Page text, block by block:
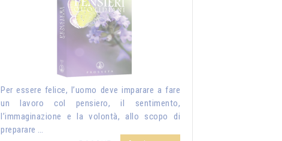
Per essere felice, l’uomo deve imparare a fare
un lavoro col pensiero, il sentimento,
l’immaginazione e la volontà, allo scopo di
preparare …